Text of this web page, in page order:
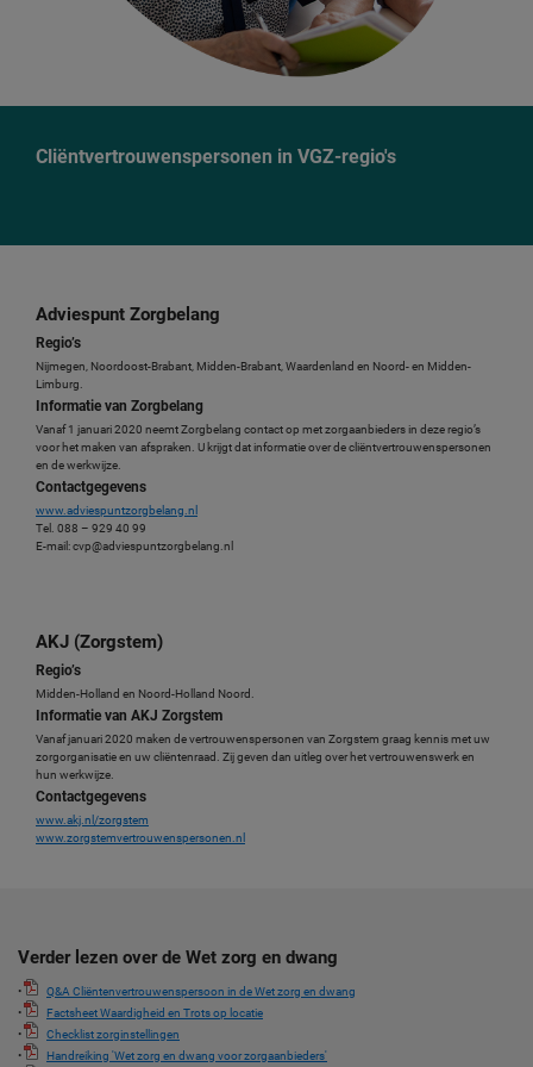
Cliëntvertrouwenspersonen in VGZ-regio's
Adviespunt Zorgbelang
Regio’s
Nijmegen, Noordoost-Brabant, Midden-Brabant, Waardenland en Noord- en Midden-
Limburg.
Informatie van Zorgbelang
Vanaf 1 januari 2020 neemt Zorgbelang contact op met zorgaanbieders in deze regio’s
voor het maken van afspraken. U krijgt dat informatie over de cliëntvertrouwenspersonen
en de werkwijze.
Contactgegevens
www.adviespuntzorgbelang.nl
Tel. 088 – 929 40 99
E-mail: cvp@adviespuntzorgbelang.nl
AKJ (Zorgstem)
Regio’s
Midden-Holland en Noord-Holland Noord.
Informatie van AKJ Zorgstem
Vanaf januari 2020 maken de vertrouwenspersonen van Zorgstem graag kennis met uw
zorgorganisatie en uw cliëntenraad. Zij geven dan uitleg over het vertrouwenswerk en
hun werkwijze.
Contactgegevens
www.akj.nl/zorgstem
www.zorgstemvertrouwenspersonen.nl
Verder lezen over de Wet zorg en dwang
•
Q&A Cliëntenvertrouwenspersoon in de Wet zorg en dwang
•
Factsheet Waardigheid en Trots op locatie
•
Checklist zorginstellingen
•
Handreiking 'Wet zorg en dwang voor zorgaanbieders'